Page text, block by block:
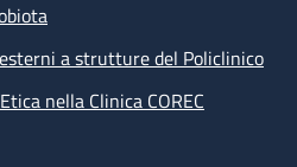
a strutture del Policlinico
nella Clinica COREC